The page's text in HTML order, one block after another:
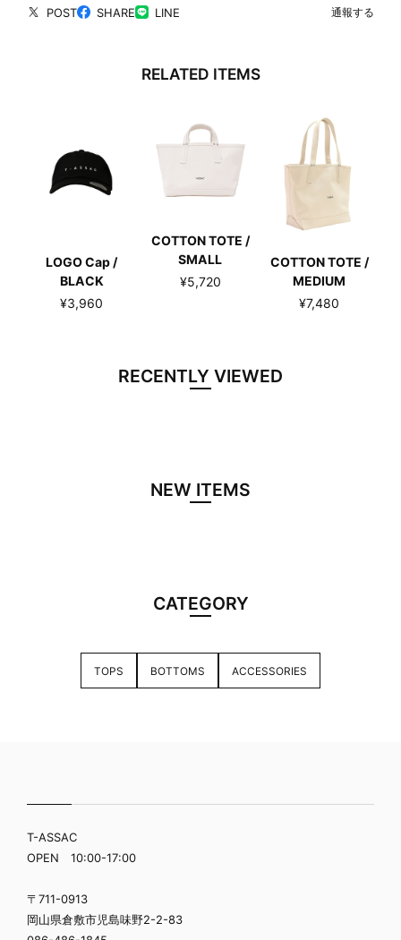
POST SHARE LINE 通報する
RELATED ITEMS
LOGO Cap /
BLACK
¥3,960
COTTON TOTE /
SMALL
¥5,720
COTTON TOTE /
MEDIUM
¥7,480
RECENTLY VIEWED
NEW ITEMS
CATEGORY
TOPS BOTTOMS ACCESSORIES
T-ASSAC
OPEN 10:00-17:00
〒711-0913
岡山県倉敷市児島味野2-2-83